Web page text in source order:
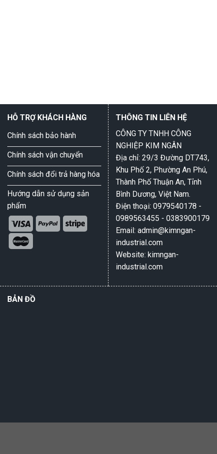
HỖ TRỢ KHÁCH HÀNG
Chính sách bảo hành
Chính sách vận chuyển
Chính sách đổi trả hàng hóa
Hướng dẫn sử dụng sản
phẩm
THÔNG TIN LIÊN HỆ
CÔNG TY TNHH CÔNG
NGHIỆP KIM NGÂN
Địa chỉ: 29/3 Đường DT743,
Khu Phố 2, Phường An Phú,
Thành Phố Thuận An, Tỉnh
Bình Dương, Việt Nam.
Điện thoại: 0979540178 -
0989563455 - 0383900179
Email: admin@kimngan-
industrial.com
Website: kimngan-
industrial.com
BẢN ĐỒ